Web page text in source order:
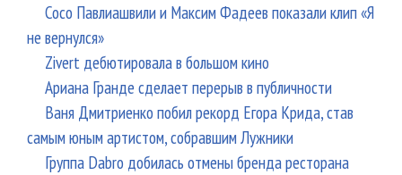
Сосо Павлиашвили и Максим Фадеев показали клип «Я
не вернулся»
Zivert дебютировала в большом кино
Ариана Гранде сделает перерыв в публичности
Ваня Дмитриенко побил рекорд Егора Крида, став
самым юным артистом, собравшим Лужники
Группа Dabro добилась отмены бренда ресторана